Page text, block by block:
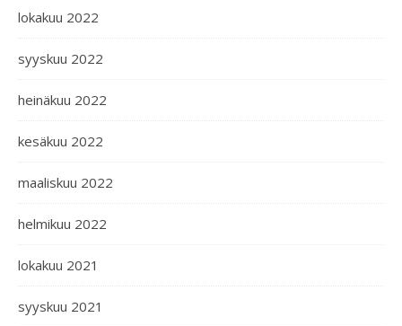
lokakuu 2022
syyskuu 2022
heinäkuu 2022
kesäkuu 2022
maaliskuu 2022
helmikuu 2022
lokakuu 2021
syyskuu 2021